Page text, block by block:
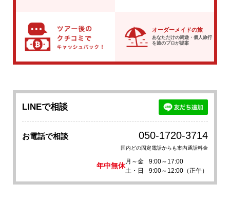
オーダーメイドの旅
あなただけの周遊・個人旅行
を旅のプロが提案
LINEで相談
お電話で相談 050-1720-3714
国内どの固定電話からも市内通話料金
年中無休
月～金
9:00～17:00
土・日
9:00～12:00（正午）